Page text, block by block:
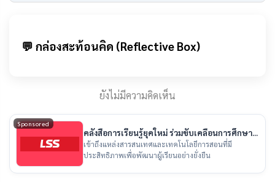
💬 กล่องสะท้อนคิด (Reflective Box)
ยังไม่มีความคิดเห็น
Sponsored
คลังสื่อการเรียนรู้ยุคใหม่ ร่วมขับเคลื่อนการศึกษา
ไทย
เข้าถึงแหล่งสารสนเทศและเทคโนโลยีการสอนที่มี
ประสิทธิภาพเพื่อพัฒนาผู้เรียนอย่างยั่งยืน